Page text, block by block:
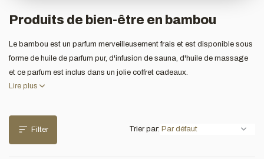
Produits de bien-être en bambou
Le bambou est un parfum merveilleusement frais et est disponible sous
forme de huile de parfum pur, d'infusion de sauna, d'huile de massage
et ce parfum est inclus dans un jolie coffret cadeaux.
Lire plus
Filter Trier par: